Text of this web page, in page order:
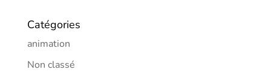
Catégories
animation
Non classé